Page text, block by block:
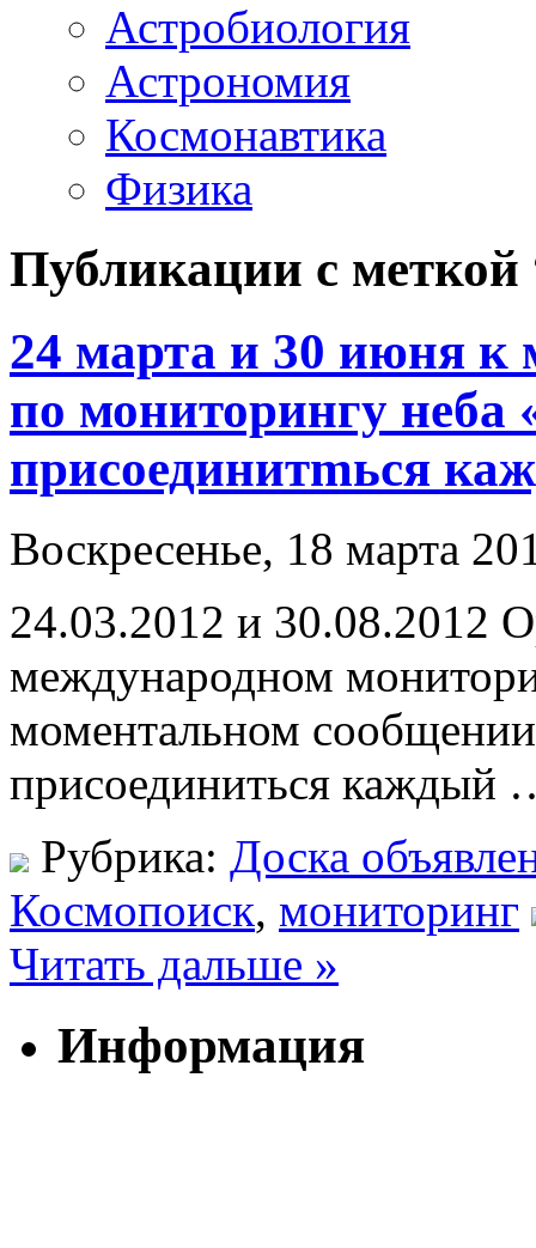
Астробиология
Астрономия
Космонавтика
Физика
Публикации с меткой
24 марта и 30 июня к
по мониторингу неба
присоединитmься
Воскресенье, 18 марта
24.03.2012 и 30.08.2012
международном
моментальном
присоединиться каждый
Рубрика: Доска
Космопоиск, мониторинг
Читать дальше »
Информация